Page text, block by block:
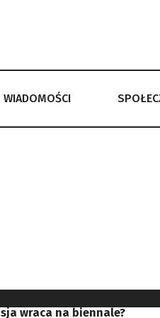
WIADOMOŚCI
SPOŁECZEŃSTWO
wraca na biennale?